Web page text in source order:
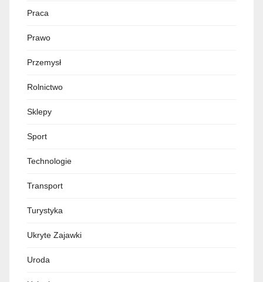
Praca
Prawo
Przemysł
Rolnictwo
Sklepy
Sport
Technologie
Transport
Turystyka
Ukryte Zajawki
Uroda